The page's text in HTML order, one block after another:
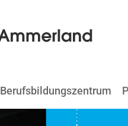
Berufsbildungszentrum